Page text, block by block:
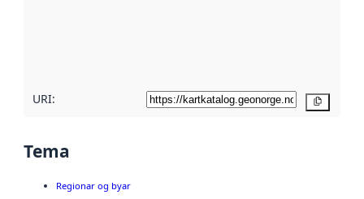
URI:
Tema
Regionar og byar